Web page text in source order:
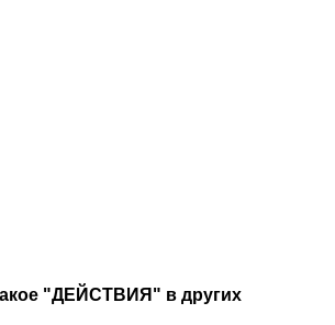
"ДЕЙСТВИЯ" в других